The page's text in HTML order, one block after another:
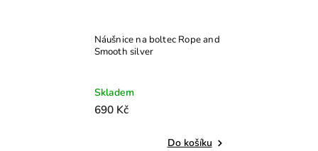
Náušnice na boltec Rope and
Smooth silver
Skladem
690 Kč
Do košíku